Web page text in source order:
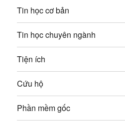
i
ế
t
Tin học cơ bản
Tin học chuyên ngành
Tiện ích
Cứu hộ
Phần mềm gốc